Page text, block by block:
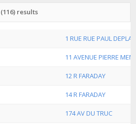
results
1 RUE RUE PAUL
11 AVENUE PIERRE
12 R FARADAY
14 R FARADAY
174 AV DU TRUC